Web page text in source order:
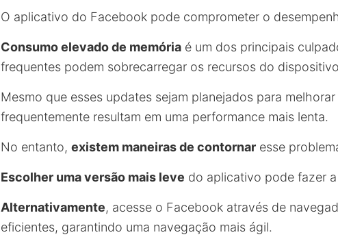
O aplicativo do Facebook pode comprometer o
Consumo elevado de memória é um dos principais
frequentes podem sobrecarregar os recursos do
Mesmo que esses updates sejam planejados para
frequentemente resultam em uma performance mais lenta.
No entanto, existem maneiras de contornar esse
Escolher uma versão mais leve do aplicativo pode fazer
Alternativamente, acesse o Facebook através de
eficientes, garantindo uma navegação mais ágil.